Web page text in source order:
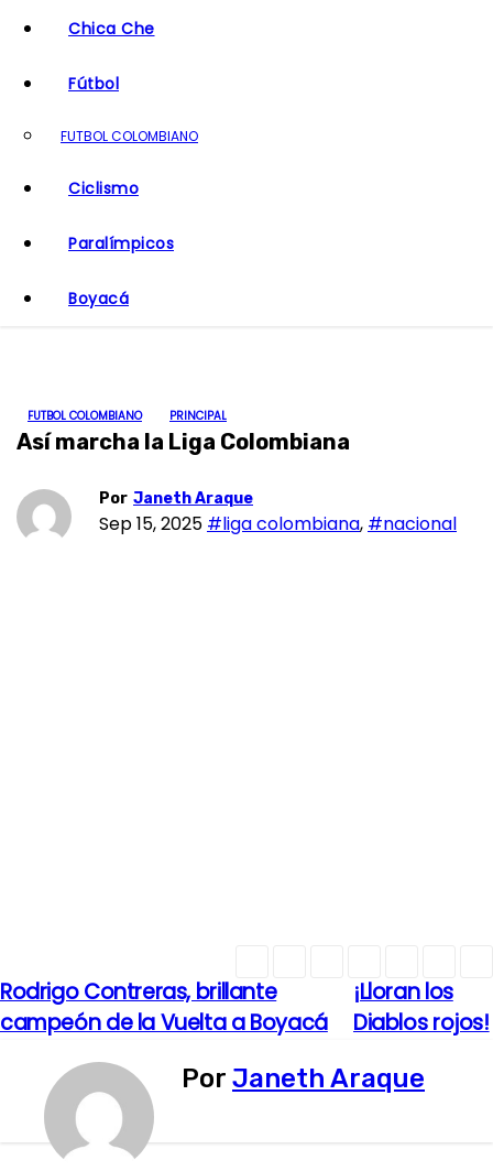
Chica Che
Fútbol
FUTBOL COLOMBIANO
Ciclismo
Paralímpicos
Boyacá
FUTBOL COLOMBIANO PRINCIPAL
Así marcha la Liga Colombiana
Por Janeth Araque
Sep 15, 2025 #liga colombiana, #nacional
N
a
¡Lloran los
Diablos rojos!
Rodrigo Contreras, brillante
campeón de la Vuelta a Boyacá
Por Janeth Araque